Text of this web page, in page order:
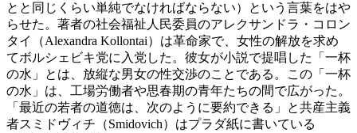
とと同じくらい単純でなければならない）という言葉をはや
らせた。著者の社会福祉人民委員のアレクサンドラ・コロン
タイ（Alexandra Kollontai）は革命家で、女性の解放を求め
てボルシェビキ党に入党した。彼女が小説で提唱した「一杯
の水」とは、放縦な男女の性交渉のことである。この「一杯
の水」は、工場労働者や思春期の青年たちの間で広がった。
「最近の若者の道徳は、次のように要約できる」と共産主義
者スミドヴィチ（Smidovich）はプラダ紙に書いている